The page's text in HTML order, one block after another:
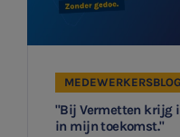
"Bij Vermetten krijg
in mijn toekomst."
MEDEWERKERSBLOG